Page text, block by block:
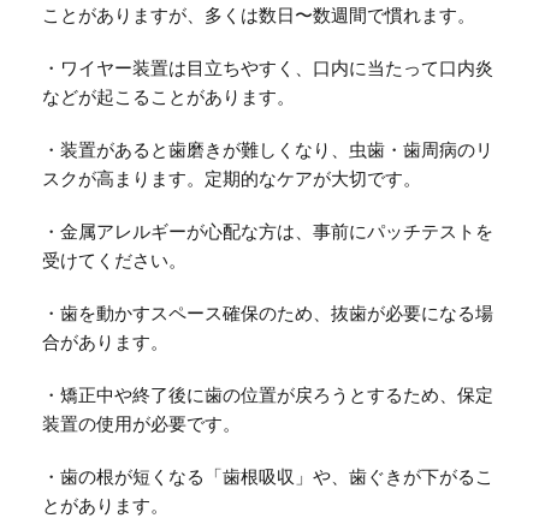
ことがありますが、多くは数日〜数週間で慣れます。
・ワイヤー装置は目立ちやすく、口内に当たって口内炎
などが起こることがあります。
・装置があると歯磨きが難しくなり、虫歯・歯周病のリ
スクが高まります。定期的なケアが大切です。
・金属アレルギーが心配な方は、事前にパッチテストを
受けてください。
・歯を動かすスペース確保のため、抜歯が必要になる場
合があります。
・矯正中や終了後に歯の位置が戻ろうとするため、保定
装置の使用が必要です。
・歯の根が短くなる「歯根吸収」や、歯ぐきが下がるこ
とがあります。